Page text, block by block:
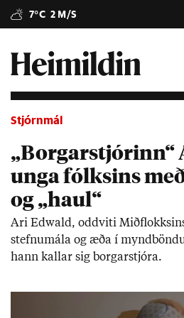
7°C 2 M/S
Stjórnmál
„Borgarstjórinn“
unga fólksins
og „haul“
Ari Edwald, odd­viti
stefnu­mála og æða í
hann kall­ar sig borg­ar­stjóra.